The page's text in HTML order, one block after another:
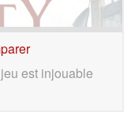
est injouable